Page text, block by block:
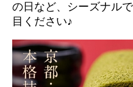
の日など、シーズナル
目ください♪